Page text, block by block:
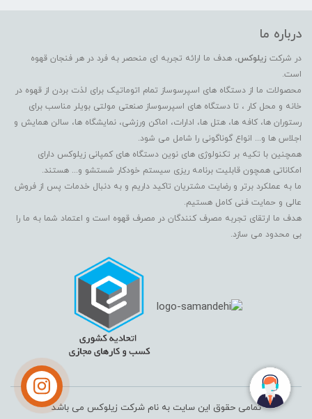
درباره ما
در شرکت زیلوکس، هدف ما ارائه تجربه ای منحصر به فرد در هر فنجان قهوه
است.
محصولات ما از دستگاه های اسپرسوساز تمام اتوماتیک برای لذت بردن از قهوه در
خانه و محل کار ، تا دستگاه های اسپرسوساز صنعتی مولتی بویلر مناسب برای
رستوران ها، کافه ها، هتل ها، ادارات، اماکن ورزشی، نمایشگاه ها، سالن همایش و
اجلاس ها و... انواع گوناگونی را شامل می شود.
همچنین با تکیه بر تکنولوژی های نوین دستگاه های کمپانی زیلوکس دارای
امکاناتی همچون قابلیت برنامه ریزی سیستم خودکار شستشو و... هستند.
ما به عملکرد برتر و رضایت مشتریان تاکید داریم و به دنبال خدمات پس از فروش
عالی و حمایت فنی کامل هستیم.
هدف ما ارتقای تجربه مصرف کنندگان در مصرف قهوه است و اعتماد شما به ما را
بی محدود می سازد.
تمامی حقوق این سایت به نام شرکت زیلوکس می باشد